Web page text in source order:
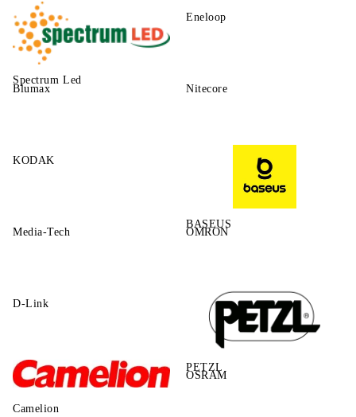
Spectrum Led
Eneloop
Blumax Nitecore
KODAK
BASEUS
Media-Tech OMRON
D-Link
PETZL
Camelion
OSRAM